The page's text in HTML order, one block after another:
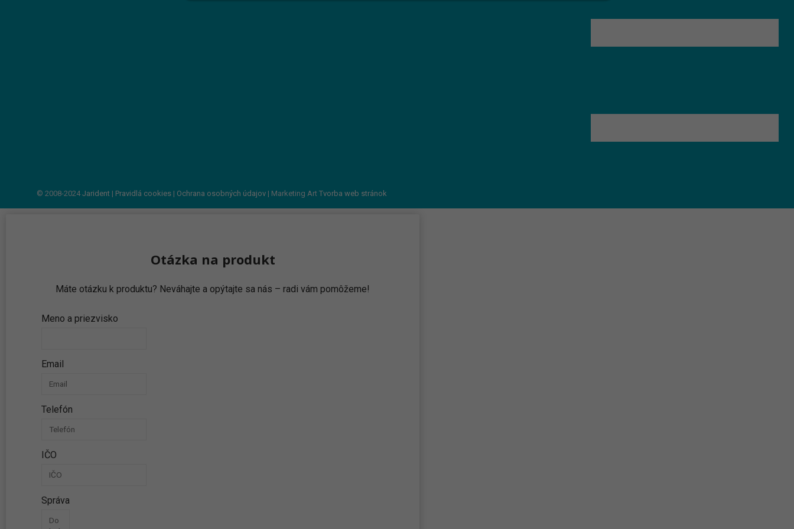
© 2008-2024Jarident | Pravidlá cookies | Ochrana osobných údajov | Marketing Art Tvorba web stránok
Otázka na produkt
Máte otázku k produktu? Neváhajte a opýtajte sa nás – radi vám pomôžeme!
Meno a priezvisko
Email
Telefón
IČO
Správa